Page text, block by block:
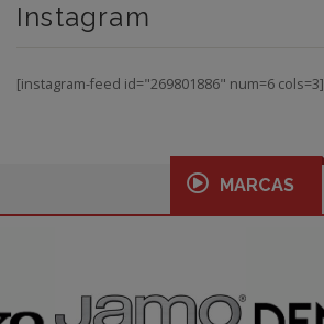
Instagram
[instagram-feed id="269801886" num=6 cols=3]
MARCAS